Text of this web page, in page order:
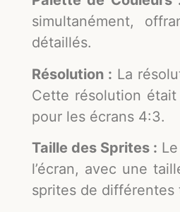
simultanément,
détaillés.
Résolution : La
Cette résolution était
pour les écrans 4:3.
Taille des Sprites :
l’écran, avec une
sprites de différentes